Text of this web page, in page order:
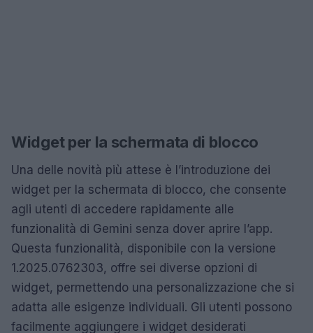
Widget per la schermata di blocco
Una delle novità più attese è l’introduzione dei
widget per la schermata di blocco, che consente
agli utenti di accedere rapidamente alle
funzionalità di Gemini senza dover aprire l’app.
Questa funzionalità, disponibile con la versione
1.2025.0762303, offre sei diverse opzioni di
widget, permettendo una personalizzazione che si
adatta alle esigenze individuali. Gli utenti possono
facilmente aggiungere i widget desiderati